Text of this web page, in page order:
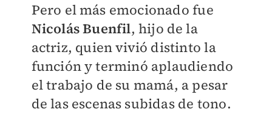
Pero el más emocionado fue
Nicolás Buenfil, hijo de la
actriz, quien vivió distinto la
función y terminó aplaudiendo
el trabajo de su mamá, a pesar
de las escenas subidas de tono.